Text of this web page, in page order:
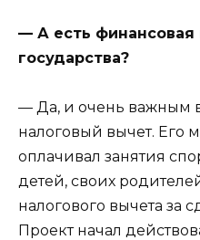
— А есть
государства?
— Да, и очень важным
налоговый вычет. Его
оплачивал занятия
детей, своих
налогового вычета за
Проект начал